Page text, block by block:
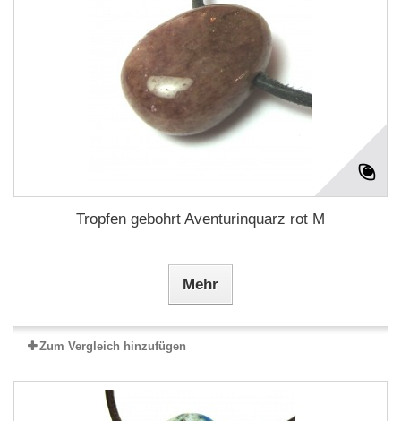
Tropfen gebohrt Aventurinquarz rot M
Mehr
Zum Vergleich hinzufügen